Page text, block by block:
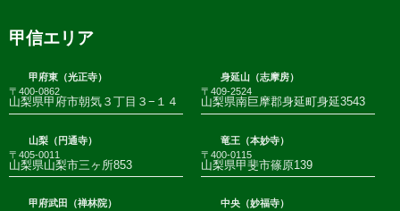
甲信エリア
甲府東（光正寺）
〒400-0862
山梨県甲府市朝気３丁目３−１４
身延山（志摩房）
〒409-2524
山梨県南巨摩郡身延町身延3543
山梨（円通寺）
〒405-0011
山梨県山梨市三ヶ所853
竜王（本妙寺）
〒400-0115
山梨県甲斐市篠原139
甲府武田（禅林院）
中央（妙福寺）